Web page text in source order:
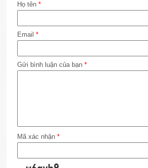
Họ tên *
Email *
Gửi bình luận của bạn *
Mã xác nhận *